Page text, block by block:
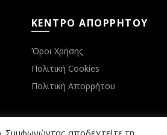
ΚΈΝΤΡΟ ΑΠΟΡΡΉΤΟΥ
Όροι Χρήσης
Πολιτική Cookies
Πολιτική Απορρήτου
Συμφωνώντας αποδεχτείτε τη